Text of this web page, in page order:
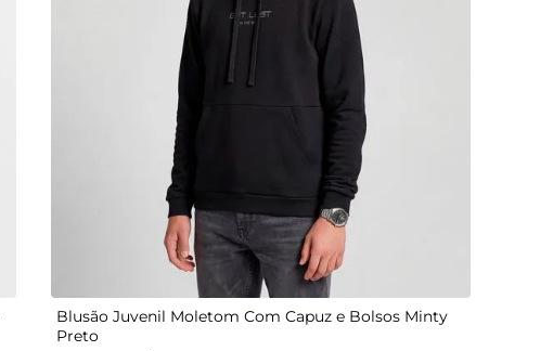
16
Blusão Juvenil Moletom Com Capuz e Bolsos Minty
Preto